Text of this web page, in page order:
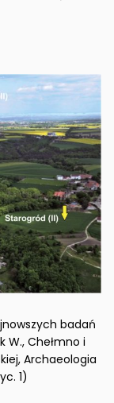
badań
W., Chełmno i
Archaeologia
1)